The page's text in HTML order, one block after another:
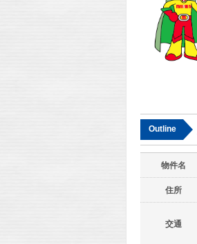
Outline
物件名
住所
交通